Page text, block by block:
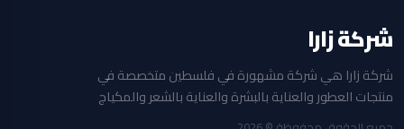
شركة زارا
شركة زارا هي شركة مشهورة في فلسطين متخصصة في
منتجات العطور والعناية بالبشرة والعناية بالشعر والمكياج